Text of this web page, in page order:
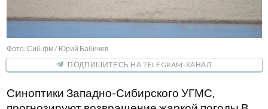
Фото: Сиб.фм / Юрий Бабичев
ПОДПИШИТЕСЬ НА TELEGRAM-КАНАЛ
Синоптики Западно-Сибирского УГМС,